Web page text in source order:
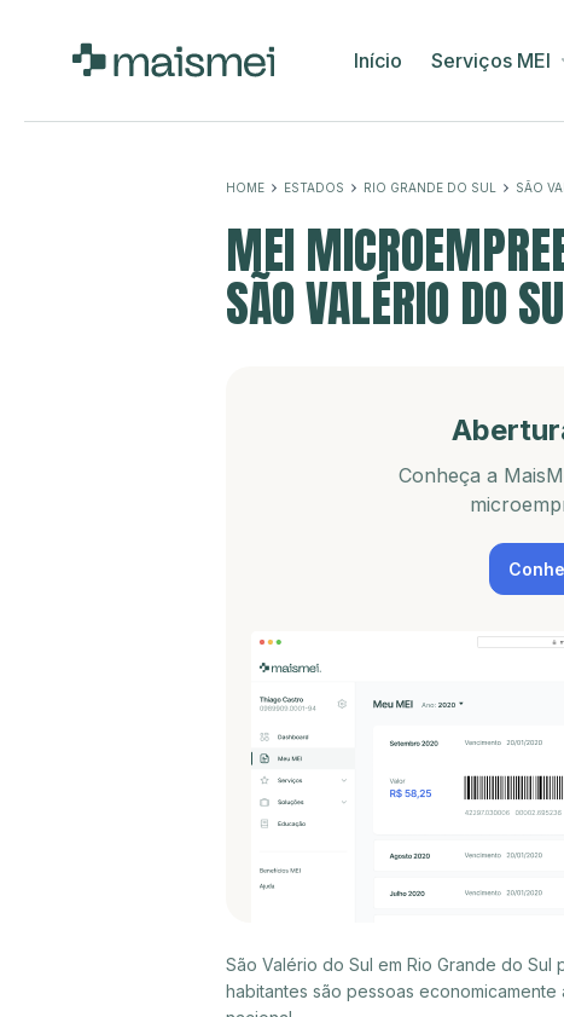
Início Serviços MEI
HOME ESTADOS RIO GRANDE DO SUL SÃO
MEI
SÃO VALÉRIO DO
Conheça a
São Valério do Sul em Rio Grande do
habitantes são pessoas